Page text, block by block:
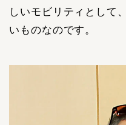
しいモビリティとして
いものなのです。